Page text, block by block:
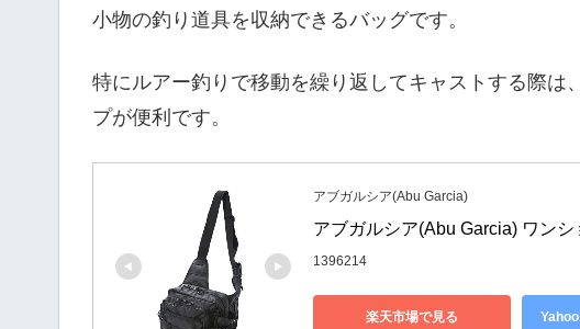
小物の釣り道具を収納できるバッグです。
特にルアー釣りで移動を繰り返してキャストする際は
プが便利です。
アブガルシア(Abu Garcia)
アブガルシア(Abu Garcia) ワン
1396214
楽天市場で見る